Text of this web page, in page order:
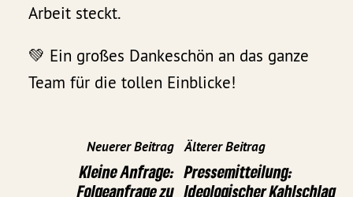
Arbeit steckt.
💚 Ein großes Dankeschön an das ganze
Team für die tollen Einblicke!
Neuerer Beitrag
Kleine Anfrage:
Folgeanfrage zu
Älterer Beitrag
Pressemitteilung:
Ideologischer Kahlschlag